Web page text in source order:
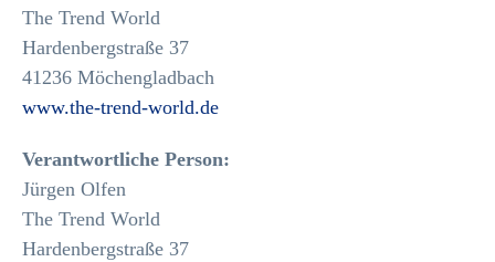
The Trend World
Hardenbergstraße 37
41236 Möchengladbach
www.the-trend-world.de
Verantwortliche Person:
Jürgen Olfen
The Trend World
Hardenbergstraße 37